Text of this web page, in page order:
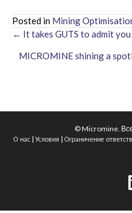
Posted in Mining
Posts
navigation
← It takes GUTS to admit
MICROMINE shining a
© Micromine.
О нас| Условия | Ограничение